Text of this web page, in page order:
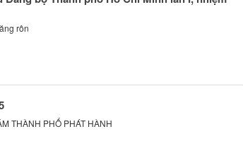
rôn
THÀNH PHỐ PHÁT HÀNH